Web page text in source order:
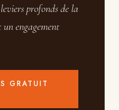
profonds de la
engagement
GRATUIT